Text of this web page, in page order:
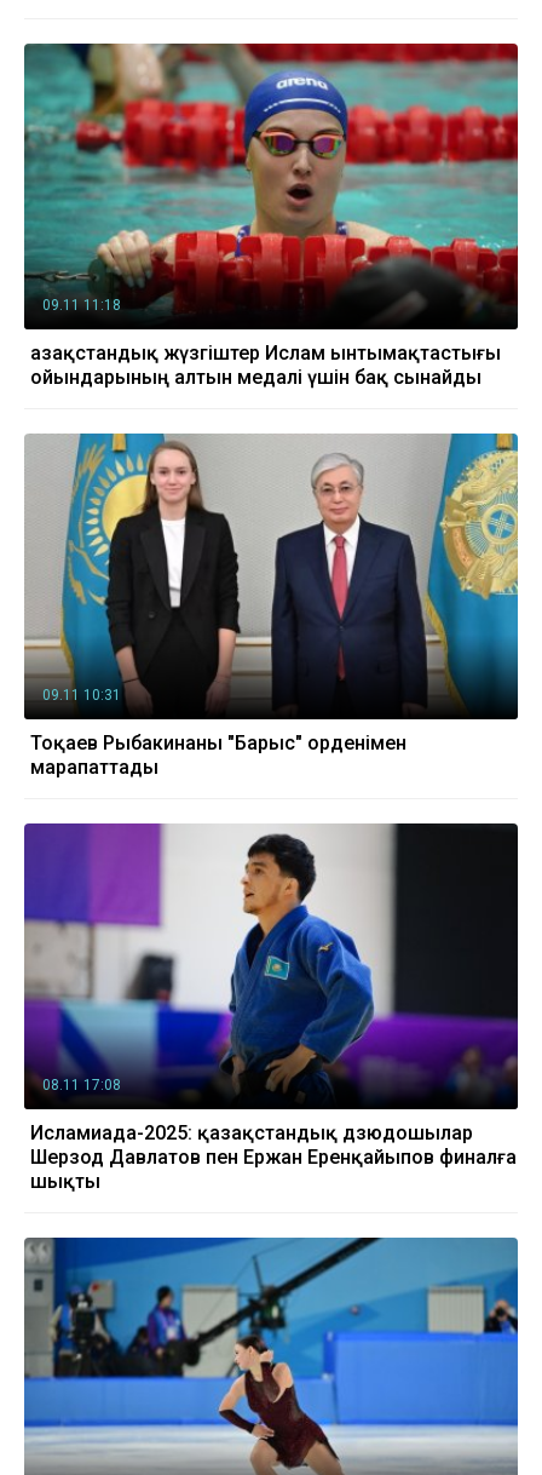
09.11 11:18
Қазақстандық жүзгіштер Ислам ынтымақтастығы
ойындарының алтын медалі үшін бақ сынайды
09.11 10:31
Тоқаев Рыбакинаны "Барыс" орденімен
марапаттады
08.11 17:08
Исламиада-2025: қазақстандық дзюдошылар
Шерзод Давлатов пен Ержан Еренқайыпов финалға
шықты